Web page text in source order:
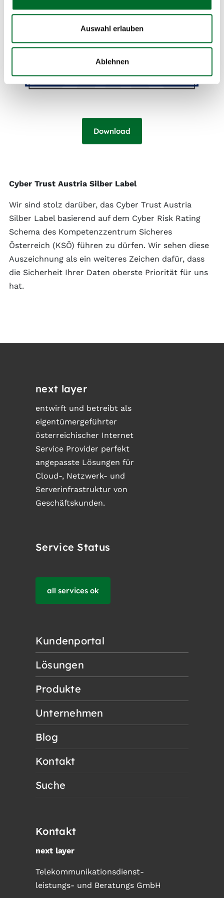
Auswahl erlauben
Ablehnen
Download
Cyber Trust Austria Silber Label
Wir sind stolz darüber, das Cyber Trust Austria
Silber Label basierend auf dem Cyber Risk Rating
Schema des Kompetenzzentrum Sicheres
Österreich (KSÖ) führen zu dürfen. Wir sehen diese
Auszeichnung als ein weiteres Zeichen dafür, dass
die Sicherheit Ihrer Daten oberste Priorität für uns
hat.
next layer
entwirft und betreibt als
eigentümergeführter
österreichischer Internet
Service Provider perfekt
angepasste Lösungen für
Cloud-, Netzwerk- und
Serverinfrastruktur von
Geschäftskunden.
Service Status
all services ok
Kundenportal
Lösungen
Produkte
Unternehmen
Blog
Kontakt
Suche
Kontakt
next layer
Telekommunikationsdienst-
leistungs- und Beratungs GmbH